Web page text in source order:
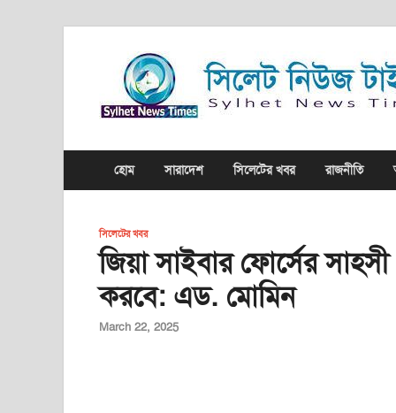
হোম সারাদেশ সিলেটের খবর রাজনীতি
সিলেটের খবর
জিয়া সাইবার ফোর্সের
করবে: এড. মোমিন
March 22, 2025